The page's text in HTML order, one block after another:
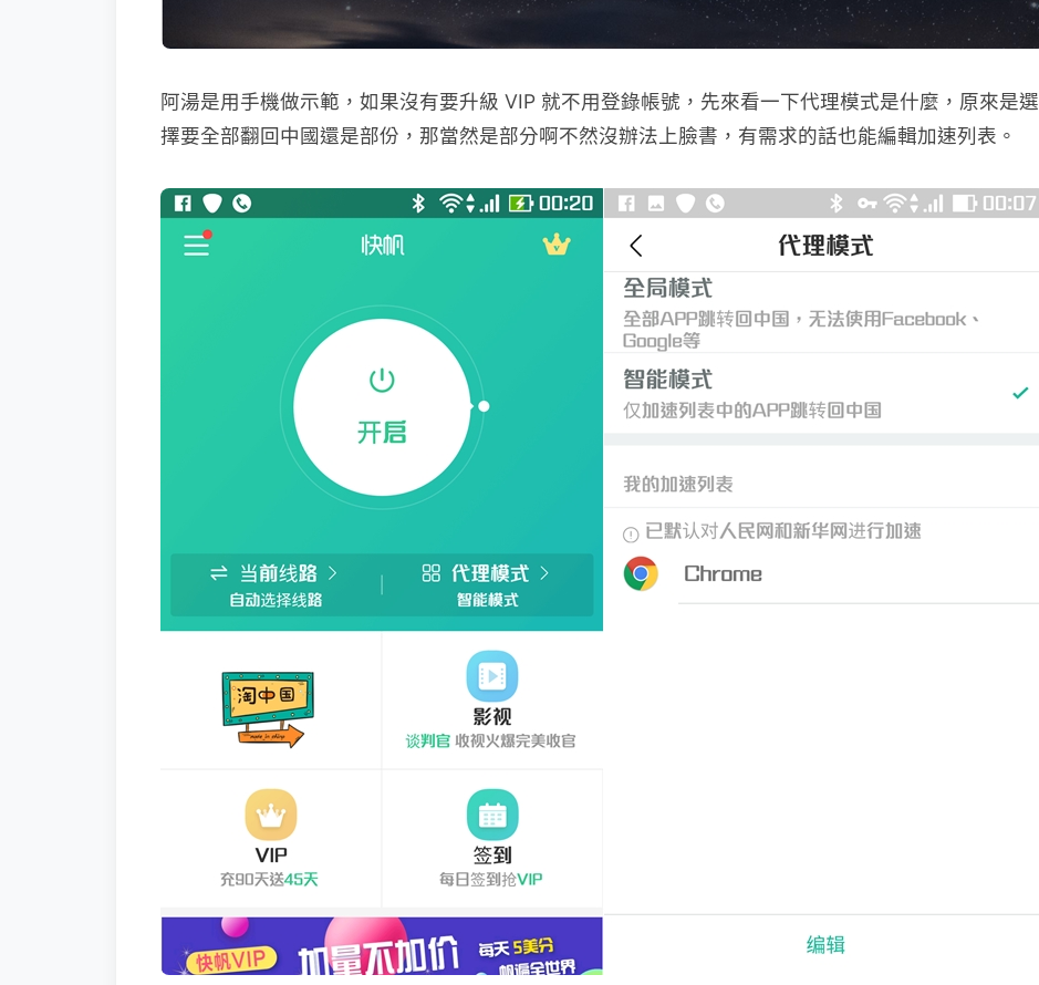
阿湯是用手機做示範，如果沒有要升級 VIP 就不用登錄帳號，先來看一下代理模式是什麼，原來是選
擇要全部翻回中國還是部份，那當然是部分啊不然沒辦法上臉書，有需求的話也能編輯加速列表。